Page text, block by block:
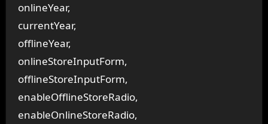
onlineYear,
currentYear,
offlineYear,
onlineStoreInputForm,
offlineStoreInputForm,
enableOfflineStoreRadio,
enableOnlineStoreRadio,